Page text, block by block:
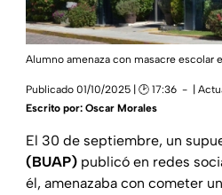
Alumno amenaza con masacre escolar
Publicado 01/10/2025 | 🕑 17:36 |
Escrito por: Oscar Morales
El 30 de septiembre, un
(BUAP) publicó en redes
él, amenazaba con cometer